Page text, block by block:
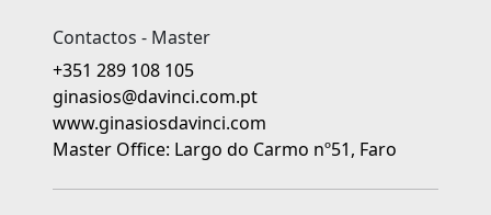
Contactos - Master
+351 289 108 105
ginasios@davinci.com.pt
www.ginasiosdavinci.com
Master Office: Largo do Carmo nº51, Faro